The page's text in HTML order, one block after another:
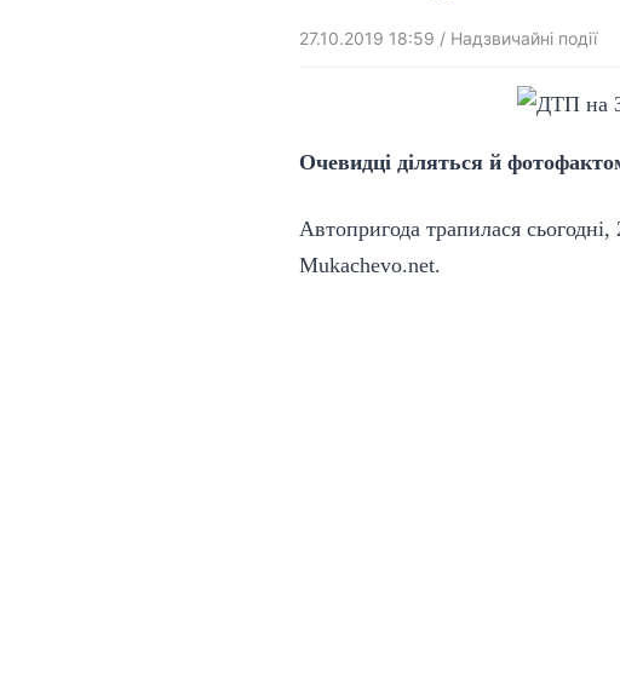
27.10.2019 18:59 / Надзвичайні події
Очевидці діляться й
Автопригода трапилася
Mukachevo.net.